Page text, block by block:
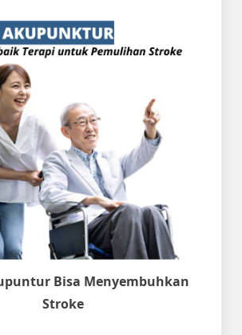
Bisa Menyembuhkan
Stroke